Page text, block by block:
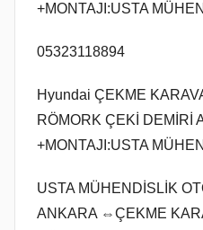
+MONTAJI:USTA
05323118894
Hyundai ÇEKME
RÖMORK ÇEKİ DEMİRİ
+MONTAJI:USTA
USTA MÜHENDİSLİK
ANKARA ⇔ÇEKME